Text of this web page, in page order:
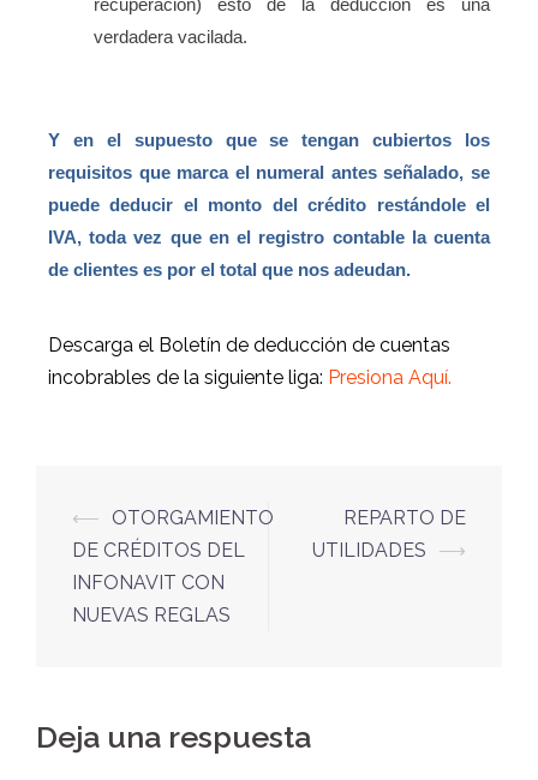
recuperación) esto de la deducción es una
verdadera vacilada.
Y en el supuesto que se tengan cubiertos los
requisitos que marca el numeral antes señalado, se
puede deducir el monto del crédito restándole el
IVA, toda vez que en el registro contable la cuenta
de clientes es por el total que nos adeudan.
Descarga el Boletín de deducción de cuentas
incobrables de la siguiente liga: Presiona Aquí.
⟵
OTORGAMIENTO
DE CRÉDITOS DEL
INFONAVIT CON
NUEVAS REGLAS
REPARTO DE
UTILIDADES
⟶
Deja una respuesta